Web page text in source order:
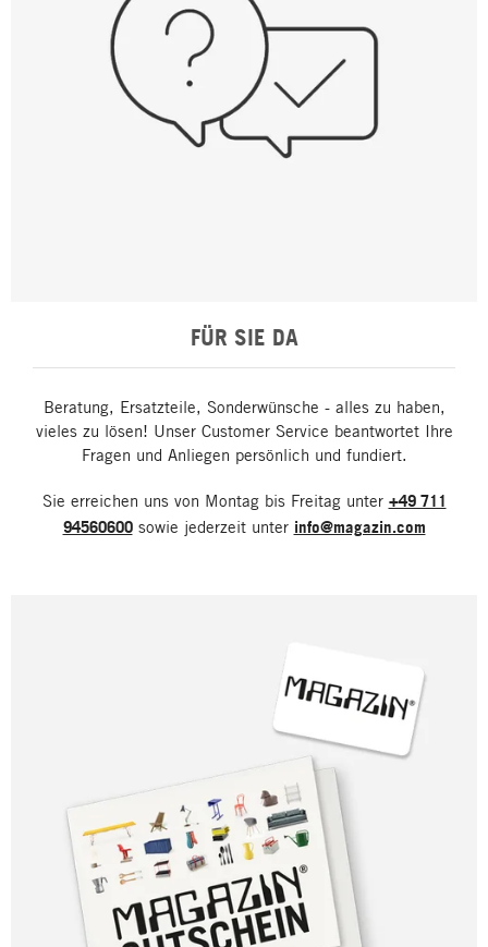
FÜR SIE DA
Beratung, Ersatzteile, Sonderwünsche - alles zu haben,
vieles zu lösen! Unser Customer Service beantwortet Ihre
Fragen und Anliegen persönlich und fundiert.
Sie erreichen uns von Montag bis Freitag unter +49 711
94560600sowie jederzeit unter info@magazin.com